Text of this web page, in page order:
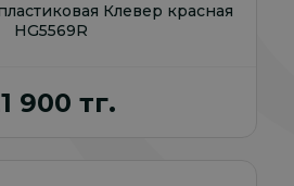
Клевер красная
HG5569R
900 тг.